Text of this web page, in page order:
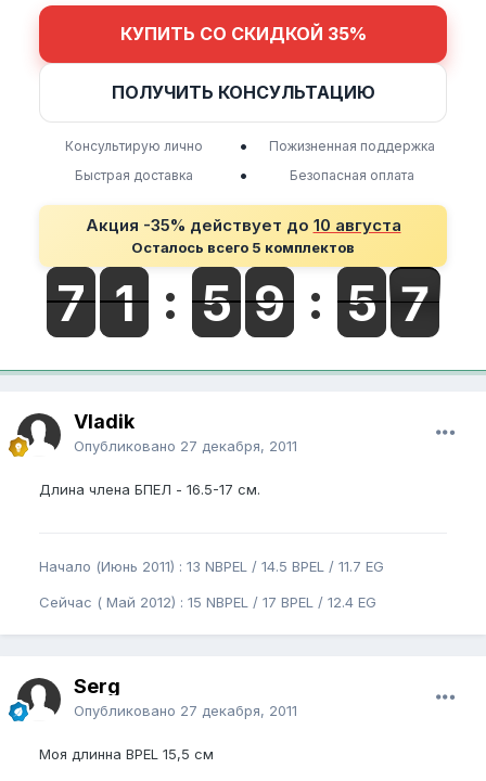
КУПИТЬ СО СКИДКОЙ 35%
ПОЛУЧИТЬ КОНСУЛЬТАЦИЮ
Консультирую лично •
Пожизненная поддержка
Быстрая доставка
• Безопасная оплата
Акция -35% действует до 10 августа
Осталось всего 5 комплектов
Vladik
Опубликовано 27 декабря, 2011
Длина члена БПЕЛ - 16.5-17 см.
Начало (Июнь 2011) : 13 NBPEL / 14.5 BPEL / 11.7 EG
Сейчас ( Май 2012) : 15 NBPEL / 17 BPEL / 12.4 EG
Serg
Опубликовано 27 декабря, 2011
Моя длинна BPEL 15,5 см